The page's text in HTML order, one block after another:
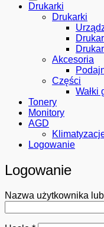
Drukarki
Drukarki
Akcesoria
Części
Wałki
Tonery
Monitory
AGD
Logowanie
Logowanie
Nazwa użytkownika